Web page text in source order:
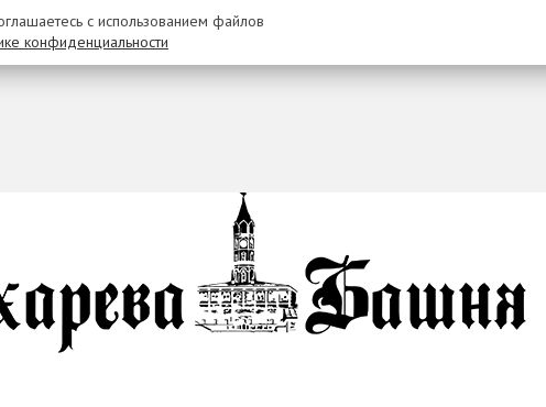
с использованием файлов
конфиденциальности